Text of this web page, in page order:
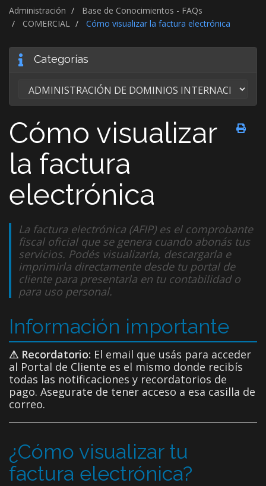
Administración
Base de Conocimientos - FAQs
COMERCIAL
Cómo visualizar la factura electrónica
Categorías
Cómo visualizar
la factura
electrónica
La factura electrónica (AFIP) es el comprobante
fiscal oficial que se genera cuando abonás tus
servicios. Podés visualizarla, descargarla e
imprimirla directamente desde tu portal de
cliente para presentarla en tu contabilidad o
para uso personal.
Información importante
⚠ Recordatorio: El email que usás para acceder
al Portal de Cliente es el mismo donde recibís
todas las notificaciones y recordatorios de
pago. Asegurate de tener acceso a esa casilla de
correo.
¿Cómo visualizar tu
factura electrónica?